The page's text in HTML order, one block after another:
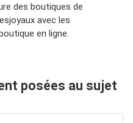
des boutiques de
avec les
en ligne.
posées au sujet